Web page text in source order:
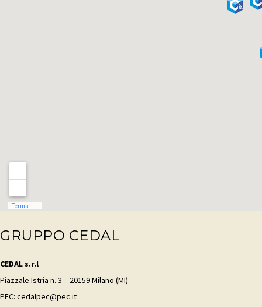
GRUPPO CEDAL
CEDAL s.r.l
Piazzale Istria n. 3 – 20159 Milano (MI)
PEC: cedalpec@pec.it